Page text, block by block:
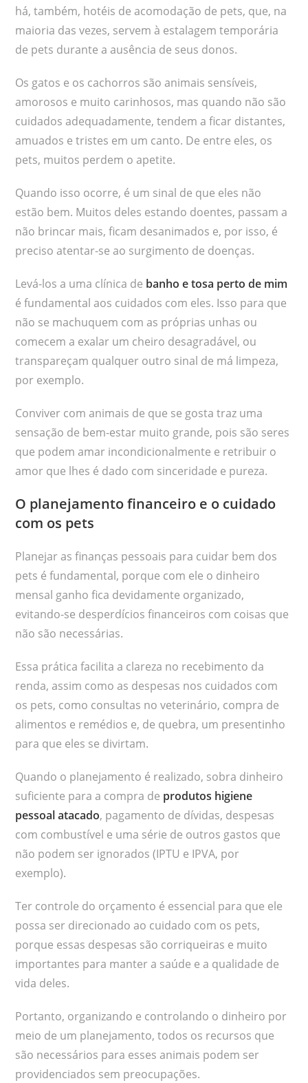
há, também, hotéis de acomodação de pets, que, na
maioria das vezes, servem à estalagem temporária
de pets durante a ausência de seus donos.
Os gatos e os cachorros são animais sensíveis,
amorosos e muito carinhosos, mas quando não são
cuidados adequadamente, tendem a ficar distantes,
amuados e tristes em um canto. De entre eles, os
pets, muitos perdem o apetite.
Quando isso ocorre, é um sinal de que eles não
estão bem. Muitos deles estando doentes, passam a
não brincar mais, ficam desanimados e, por isso, é
preciso atentar-se ao surgimento de doenças.
Levá-los a uma clínica de banho e tosa perto de mim
é fundamental aos cuidados com eles. Isso para que
não se machuquem com as próprias unhas ou
comecem a exalar um cheiro desagradável, ou
transpareçam qualquer outro sinal de má limpeza,
por exemplo.
Conviver com animais de que se gosta traz uma
sensação de bem-estar muito grande, pois são seres
que podem amar incondicionalmente e retribuir o
amor que lhes é dado com sinceridade e pureza.
O planejamento financeiro e o cuidado
com os pets
Planejar as finanças pessoais para cuidar bem dos
pets é fundamental, porque com ele o dinheiro
mensal ganho fica devidamente organizado,
evitando-se desperdícios financeiros com coisas que
não são necessárias.
Essa prática facilita a clareza no recebimento da
renda, assim como as despesas nos cuidados com
os pets, como consultas no veterinário, compra de
alimentos e remédios e, de quebra, um presentinho
para que eles se divirtam.
Quando o planejamento é realizado, sobra dinheiro
suficiente para a compra de produtos higiene
pessoal atacado, pagamento de dívidas, despesas
com combustível e uma série de outros gastos que
não podem ser ignorados (IPTU e IPVA, por
exemplo).
Ter controle do orçamento é essencial para que ele
possa ser direcionado ao cuidado com os pets,
porque essas despesas são corriqueiras e muito
importantes para manter a saúde e a qualidade de
vida deles.
Portanto, organizando e controlando o dinheiro por
meio de um planejamento, todos os recursos que
são necessários para esses animais podem ser
providenciados sem preocupações.